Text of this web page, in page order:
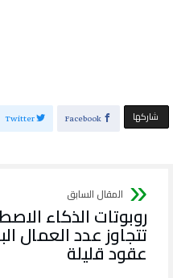
‫‫ شاركها‬ Facebook
Twitter
روبوتات الذكاء
تتجاوز عدد العمال
عقود قليلة